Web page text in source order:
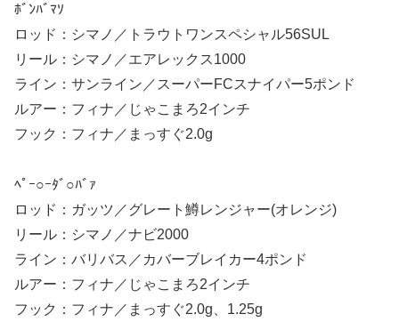
ﾎﾞﾝﾊﾞﾏｿ
ロッド：シマノ／トラウトワンスペシャル56SUL
リール：シマノ／エアレックス1000
ライン：サンライン／スーパーFCスナイパー5ポンド
ルアー：フィナ／じゃこまろ2インチ
フック：フィナ／まっすぐ2.0g
ﾍﾟｰ○ｰﾀﾞ○ﾊﾞｧ
ロッド：ガッツ／グレート鱒レンジャー(オレンジ)
リール：シマノ／ナビ2000
ライン：バリバス／カバーブレイカー4ポンド
ルアー：フィナ／じゃこまろ2インチ
フック：フィナ／まっすぐ2.0g、1.25g